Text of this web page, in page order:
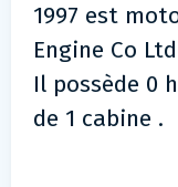
1997 est
Engine Co
Il possède 0
de 1 cabine .